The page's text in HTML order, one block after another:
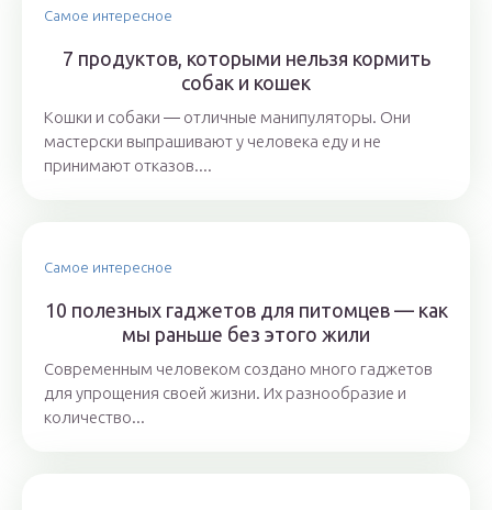
Самое интересное
7 продуктов, которыми нельзя кормить
собак и кошек
Кошки и собаки ― отличные манипуляторы. Они
мастерски выпрашивают у человека еду и не
принимают отказов....
Самое интересное
10 полезных гаджетов для питомцев — как
мы раньше без этого жили
Современным человеком создано много гаджетов
для упрощения своей жизни. Их разнообразие и
количество...